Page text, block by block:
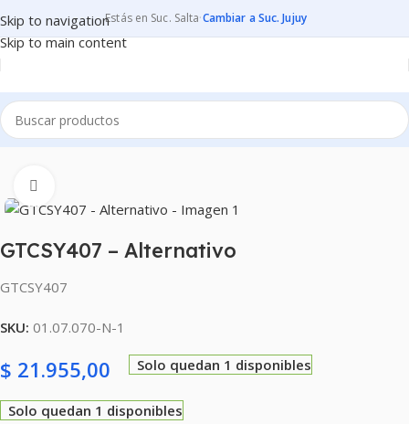
Skip to navigation
Skip to main content
Estás en Suc. Salta·Cambiar a Suc. Jujuy
Inicio CONSUMIBLES CARTUCHOS PARA IMPRESORAS
GTCSY407 – Alternativo
GTCSY407
SKU: 01.07.070-N-1
$ 21.955,00 Solo quedan 1 disponibles
Solo quedan 1 disponibles